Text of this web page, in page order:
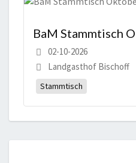
BaM Stammtisch
02-10-2026
Landgasthof Bischoff
Stammtisch